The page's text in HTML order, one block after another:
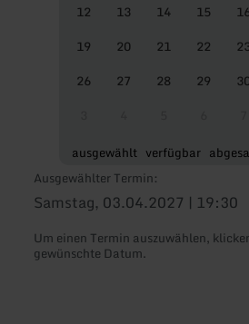
12
13 14 15
19
20 21 22 23
26
27 28 29
ausgewählt verfügbar
Ausgewählter Termin:
Samstag, 03.04.2027 | 19:30
Um einen Termin auszuwählen,
gewünschte Datum.